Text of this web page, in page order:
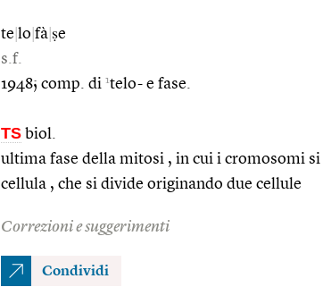
te lo fà ṣe
s.f.
1948; comp. di 1telo- e fase.
TS biol.
ultima fase della mitosi , in cui i cromosomi
cellula , che si divide originando due cellule
Correzioni e suggerimenti
Condividi